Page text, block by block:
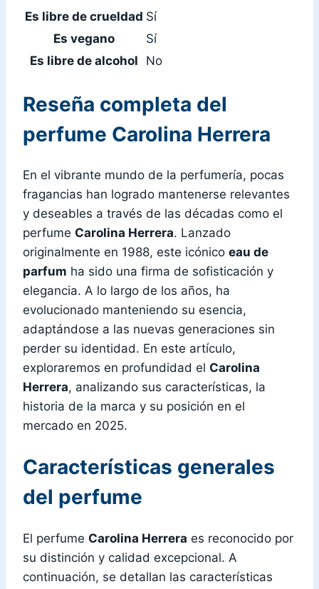
Es libre de crueldad Sí
Es vegano
Sí
Es libre de alcohol
No
Reseña completa del
perfume Carolina Herrera
En el vibrante mundo de la perfumería, pocas
fragancias han logrado mantenerse relevantes
y deseables a través de las décadas como el
perfume Carolina Herrera. Lanzado
originalmente en 1988, este icónico eau de
parfum ha sido una firma de sofisticación y
elegancia. A lo largo de los años, ha
evolucionado manteniendo su esencia,
adaptándose a las nuevas generaciones sin
perder su identidad. En este artículo,
exploraremos en profundidad el Carolina
Herrera, analizando sus características, la
historia de la marca y su posición en el
mercado en 2025.
Características generales
del perfume
El perfume Carolina Herrera es reconocido por
su distinción y calidad excepcional. A
continuación, se detallan las características